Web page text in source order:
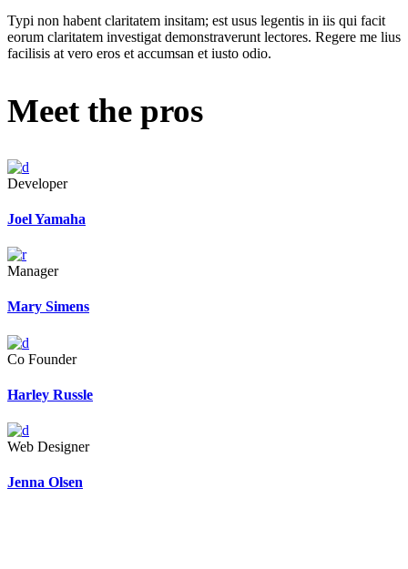
Typi non habent claritatem insitam; est usus legentis in iis qui facit
eorum claritatem investigat demonstraverunt lectores. Regere me lius
facilisis at vero eros et accumsan et iusto odio.
Meet the pros
Developer
Joel Yamaha
Manager
Mary Simens
Co Founder
Harley Russle
Web Designer
Jenna Olsen